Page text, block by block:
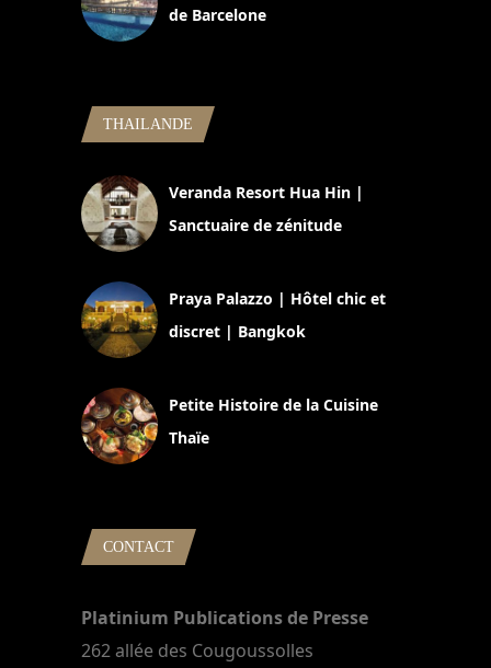
de Barcelone
THAILANDE
Veranda Resort Hua Hin |
Sanctuaire de zénitude
Praya Palazzo | Hôtel chic et
discret | Bangkok
Petite Histoire de la Cuisine
Thaïe
CONTACT
Platinium Publications de Presse
262 allée des Cougoussolles